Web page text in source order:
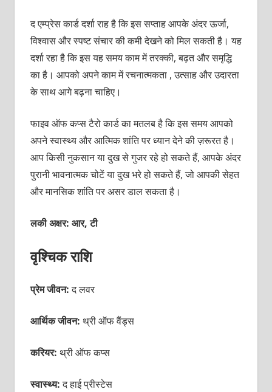
द एम्प्रेस कार्ड दर्शा राह है कि इस सप्ताह आपके अंदर ऊर्जा,
विश्वास और स्पष्ट संचार की कमी देखने को मिल सकती है। यह
दर्शा रहा है कि इस यह समय काम में तरक्की, बढ़त और समृद्धि
का है। आपको अपने काम में रचनात्मकता , उत्साह और उदारता
के साथ आगे बढ़ना चाहिए।
फाइव ऑफ कप्स टैरो कार्ड का मतलब है कि इस समय आपको
अपने स्वास्थ्य और आत्मिक शांति पर ध्यान देने की ज़रूरत है।
आप किसी नुकसान या दुख से गुजर रहे हो सकते हैं, आपके अंदर
पुरानी भावनात्मक चोटें या दुख भरे हो सकते हैं, जो आपकी सेहत
और मानसिक शांति पर असर डाल सकता है।
लकी अक्षर: आर, टी
वृश्चिक राशि
प्रेम जीवन:द लवर
आर्थिक जीवन: थ्री ऑफ वैंड्स
करियर: थ्री ऑफ कप्स
स्वास्थ्य:द हाई प्रीस्टेस